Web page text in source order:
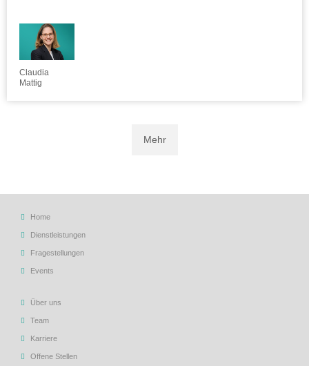
Claudia
Mattig
Mehr
Home
Dienstleistungen
Fragestellungen
Events
Über uns
Team
Karriere
Offene Stellen